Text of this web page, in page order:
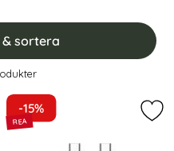
sortera
mcdodo 100W 6A Super
-15%